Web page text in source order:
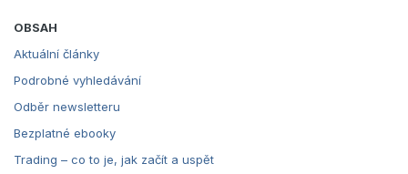
OBSAH
Aktuální články
Podrobné vyhledávání
Odběr newsletteru
Bezplatné ebooky
Trading – co to je, jak začít a uspět